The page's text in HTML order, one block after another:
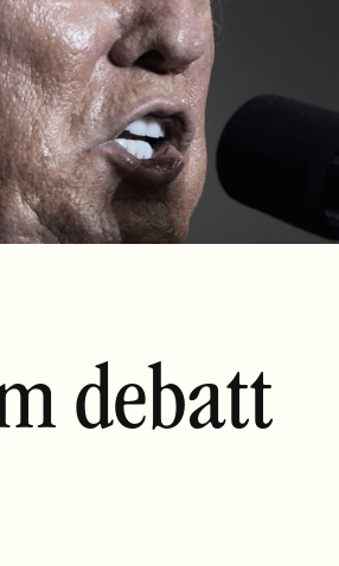
debatt